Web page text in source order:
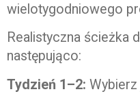
wielotygodniowego
Realistyczna ścieżka
następująco:
Tydzień 1–2: